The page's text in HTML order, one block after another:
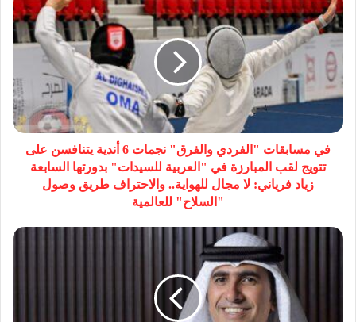
في مسابقات "الفردي والفرق" نجمات 6 أندية يتنافسن على
تتويج لقب المبارزة في "العربية للسيدات" بدورتها السابعة
زياد فرياني: لا مجال للهواية.. والاحتراف طريق وصول
"السلاح" للعالمية